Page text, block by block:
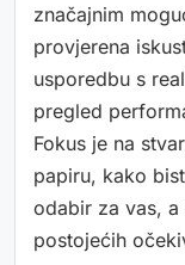
značajnim
provjerena
usporedbu s
pregled
Fokus je na
papiru, kako
odabir za vas,
postojećih